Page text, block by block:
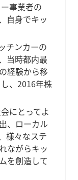
事業者の
自身でキッ
チンカーの
当時都内最
経験から移
、2016年株
にとってよ
、ローカル
様々なステ
ながらキッ
を創造して